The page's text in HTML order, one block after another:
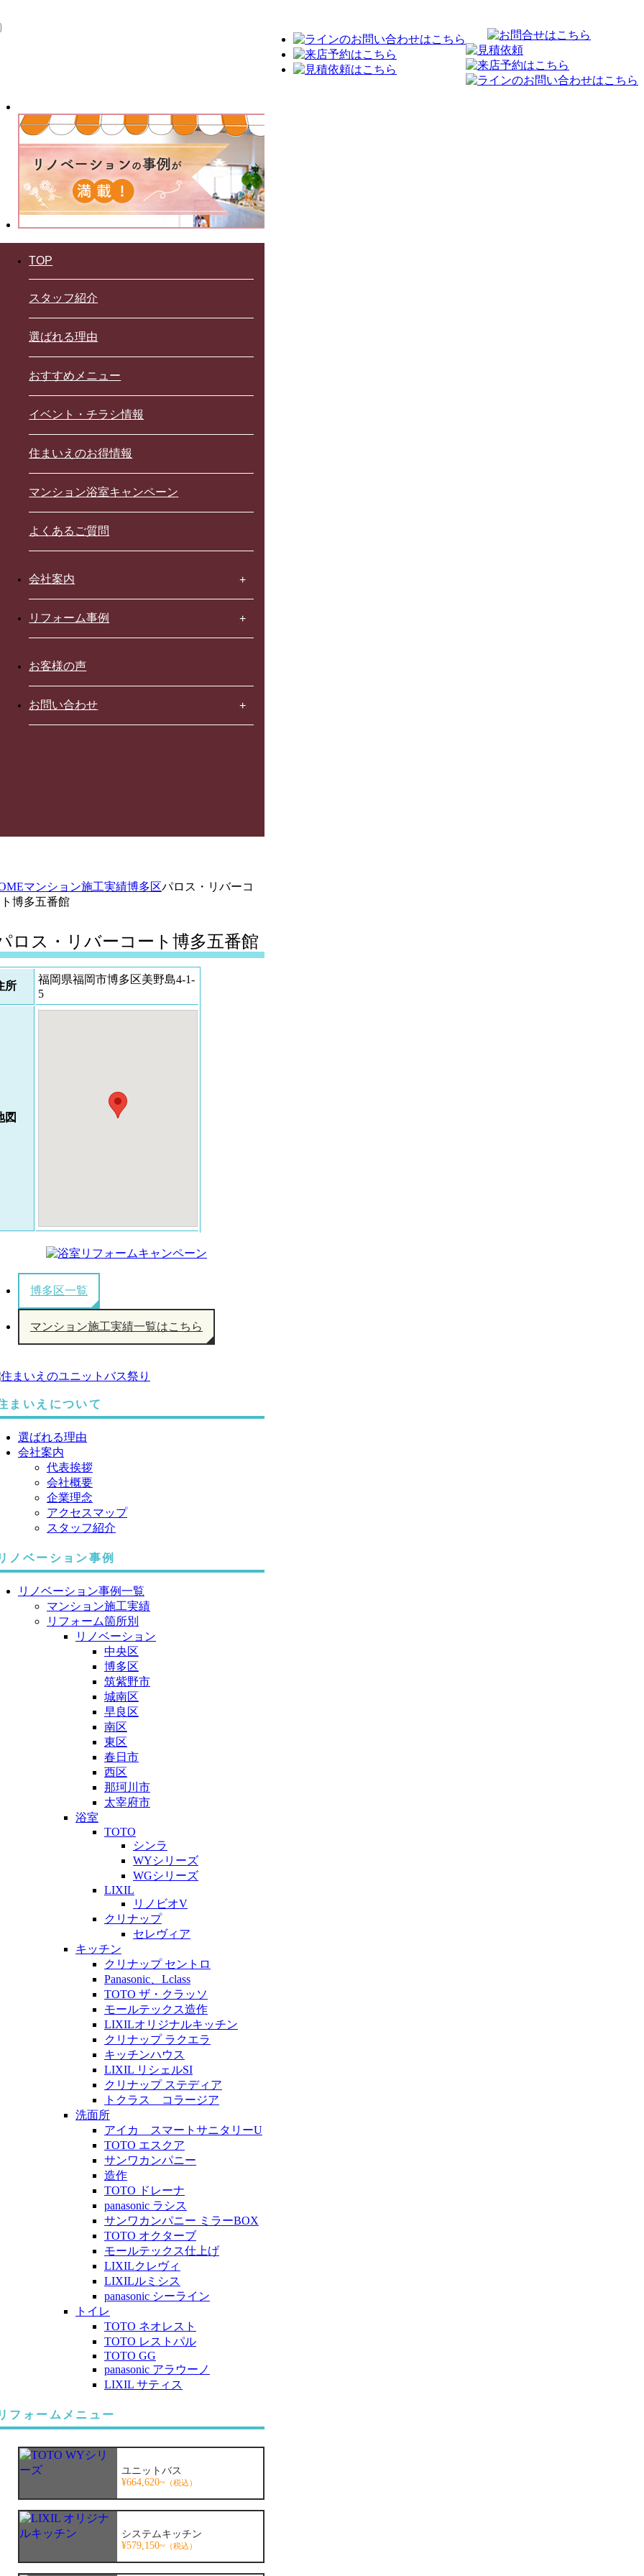
TOP
スタッフ紹介
選ばれる理由
おすすめメニュー
イベント・チラシ情報
住まいえのお得情報
マンション浴室キャンペーン
よくあるご質問
会社案内
リフォーム事例
お客様の声
お問い合わせ
マンション施工実績博多区パロス・リバーコ
博多五番館
ロス・リバーコート博多五番館
所
福岡県福岡市博多区美野島4-1-
5
図
博多区一覧
マンション施工実績一覧はこちら
まいえについて
選ばれる理由
会社案内
代表挨拶
会社概要
企業理念
アクセスマップ
スタッフ紹介
ノベーション事例
リノベーション事例一覧
マンション施工実績
リフォーム箇所別
リノベーション
中央区
博多区
筑紫野市
城南区
早良区
南区
東区
春日市
西区
那珂川市
太宰府市
浴室
TOTO
シンラ
WYシリーズ
WGシリーズ
LIXIL
リノビオV
クリナップ
セレヴィア
キッチン
クリナップ セントロ
Panasonic、Lclass
TOTO ザ・クラッソ
モールテックス造作
LIXILオリジナルキッチン
クリナップ ラクエラ
キッチンハウス
LIXIL リシェルSI
クリナップ ステディア
トクラス コラージア
洗面所
アイカ スマートサニタリーU
TOTO エスクア
サンワカンパニー
造作
TOTO ドレーナ
panasonic ラシス
サンワカンパニー ミラーBOX
TOTO オクターブ
モールテックス仕上げ
LIXILクレヴィ
LIXILルミシス
panasonic シーライン
トイレ
TOTO ネオレスト
TOTO レストパル
TOTO GG
panasonic アラウーノ
LIXIL サティス
フォームメニュー
ユニットバス
¥664,620~ （税込）
システムキッチン
¥579,150~ （税込）